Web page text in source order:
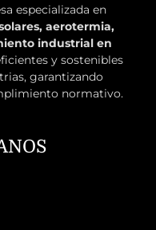
especializada en
aerotermia,
industrial en
y sostenibles
garantizando
normativo.